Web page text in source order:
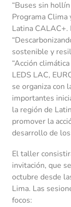
“Buses sin
Programa
Latina
sostenible y
“Acción
LEDS LAC,
se organiza con
importantes
la región de
promover la
desarrollo de
El taller
invitación, que
octubre desde
Lima. Las
focos: